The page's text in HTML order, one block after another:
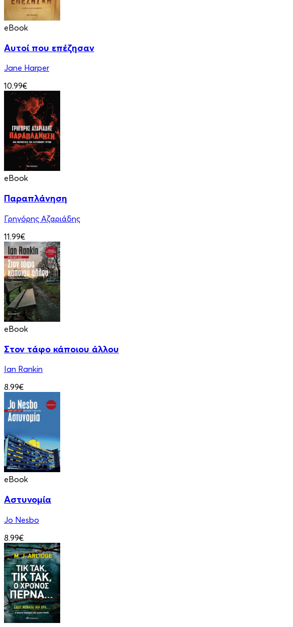
eBook
Αυτοί που επέζησαν
Jane Harper
10.99€
eBook
Παραπλάνηση
Γρηγόρης Αζαριάδης
11.99€
eBook
Στον τάφο κάποιου άλλου
Ian Rankin
8.99€
eBook
Αστυνομία
Jo Nesbo
8.99€